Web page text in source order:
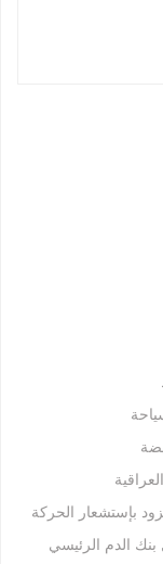
بإستشعار الحركة
الدم الرئيسي